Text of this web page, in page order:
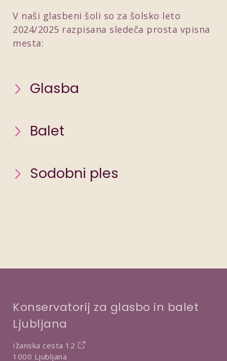
V naši glasbeni šoli so za šolsko leto
2024/2025 razpisana sledeča prosta vpisna
mesta:
Glasba
Balet
Sodobni ples
Konservatorij za glasbo in balet
Ljubljana
Ižanska cesta 12
1000 Ljubljana